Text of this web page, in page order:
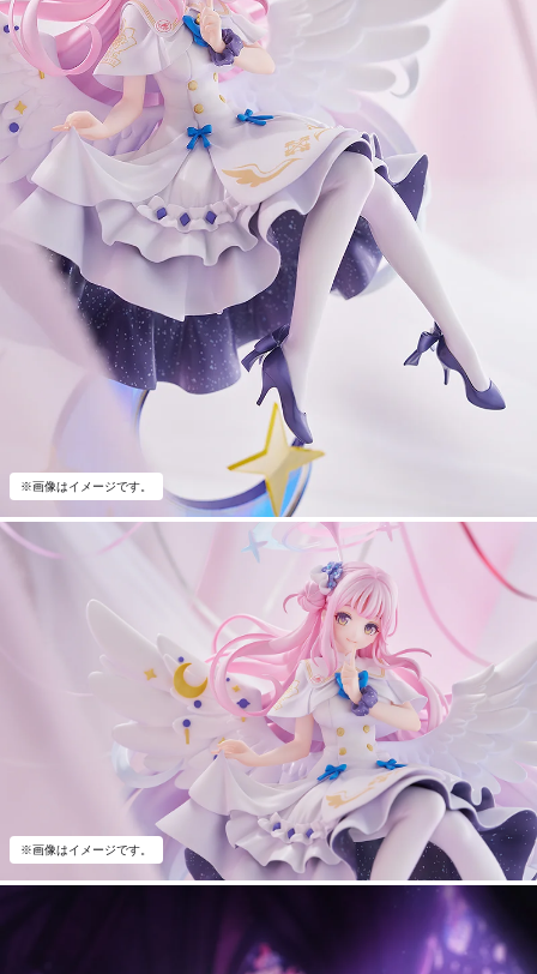
※画像はイメージです。
※画像はイメージです。